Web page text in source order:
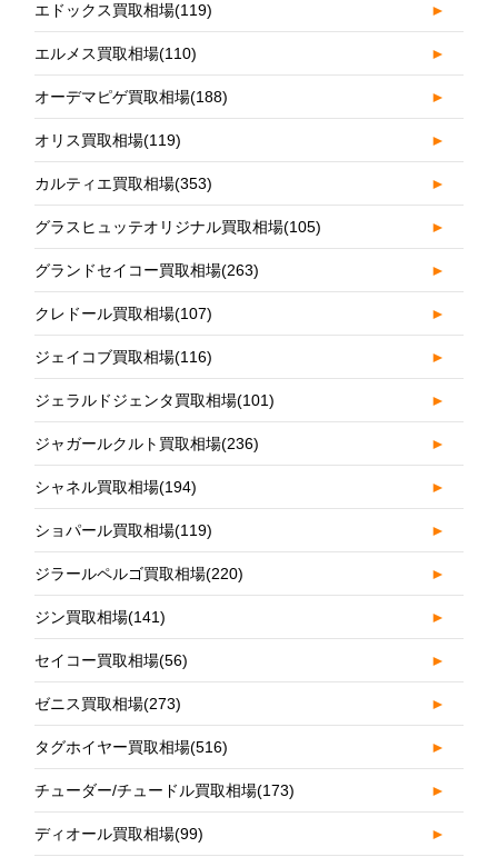
エドックス買取相場(119) ►
エルメス買取相場(110) ►
オーデマピゲ買取相場(188) ►
オリス買取相場(119) ►
カルティエ買取相場(353) ►
グラスヒュッテオリジナル買取相場(105) ►
グランドセイコー買取相場(263) ►
クレドール買取相場(107) ►
ジェイコブ買取相場(116) ►
ジェラルドジェンタ買取相場(101) ►
ジャガールクルト買取相場(236) ►
シャネル買取相場(194) ►
ショパール買取相場(119) ►
ジラールペルゴ買取相場(220) ►
ジン買取相場(141) ►
セイコー買取相場(56) ►
ゼニス買取相場(273) ►
タグホイヤー買取相場(516) ►
チューダー/チュードル買取相場(173) ►
ディオール買取相場(99) ►